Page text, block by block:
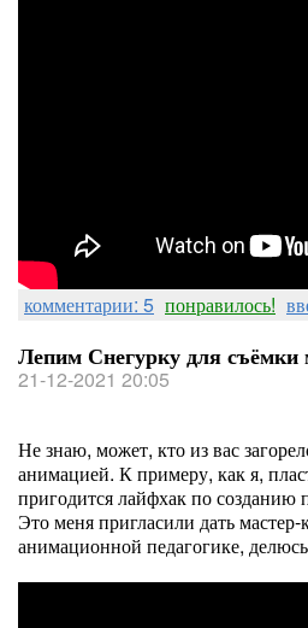
комментарии: 5 понравилось!
Лепим Снегурку для
21-12-2021 20:05
Не знаю, может, кто из вас
анимацией. К примеру, как я,
пригодится лайфхак по созданию
Это меня пригласили дать
анимационной педагогике,